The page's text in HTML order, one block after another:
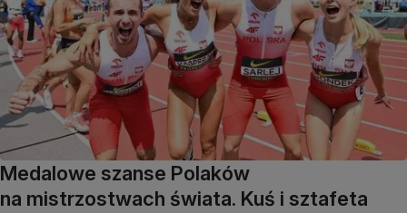
Medalowe szanse Polaków
na mistrzostwach świata. Kuś i sztafeta